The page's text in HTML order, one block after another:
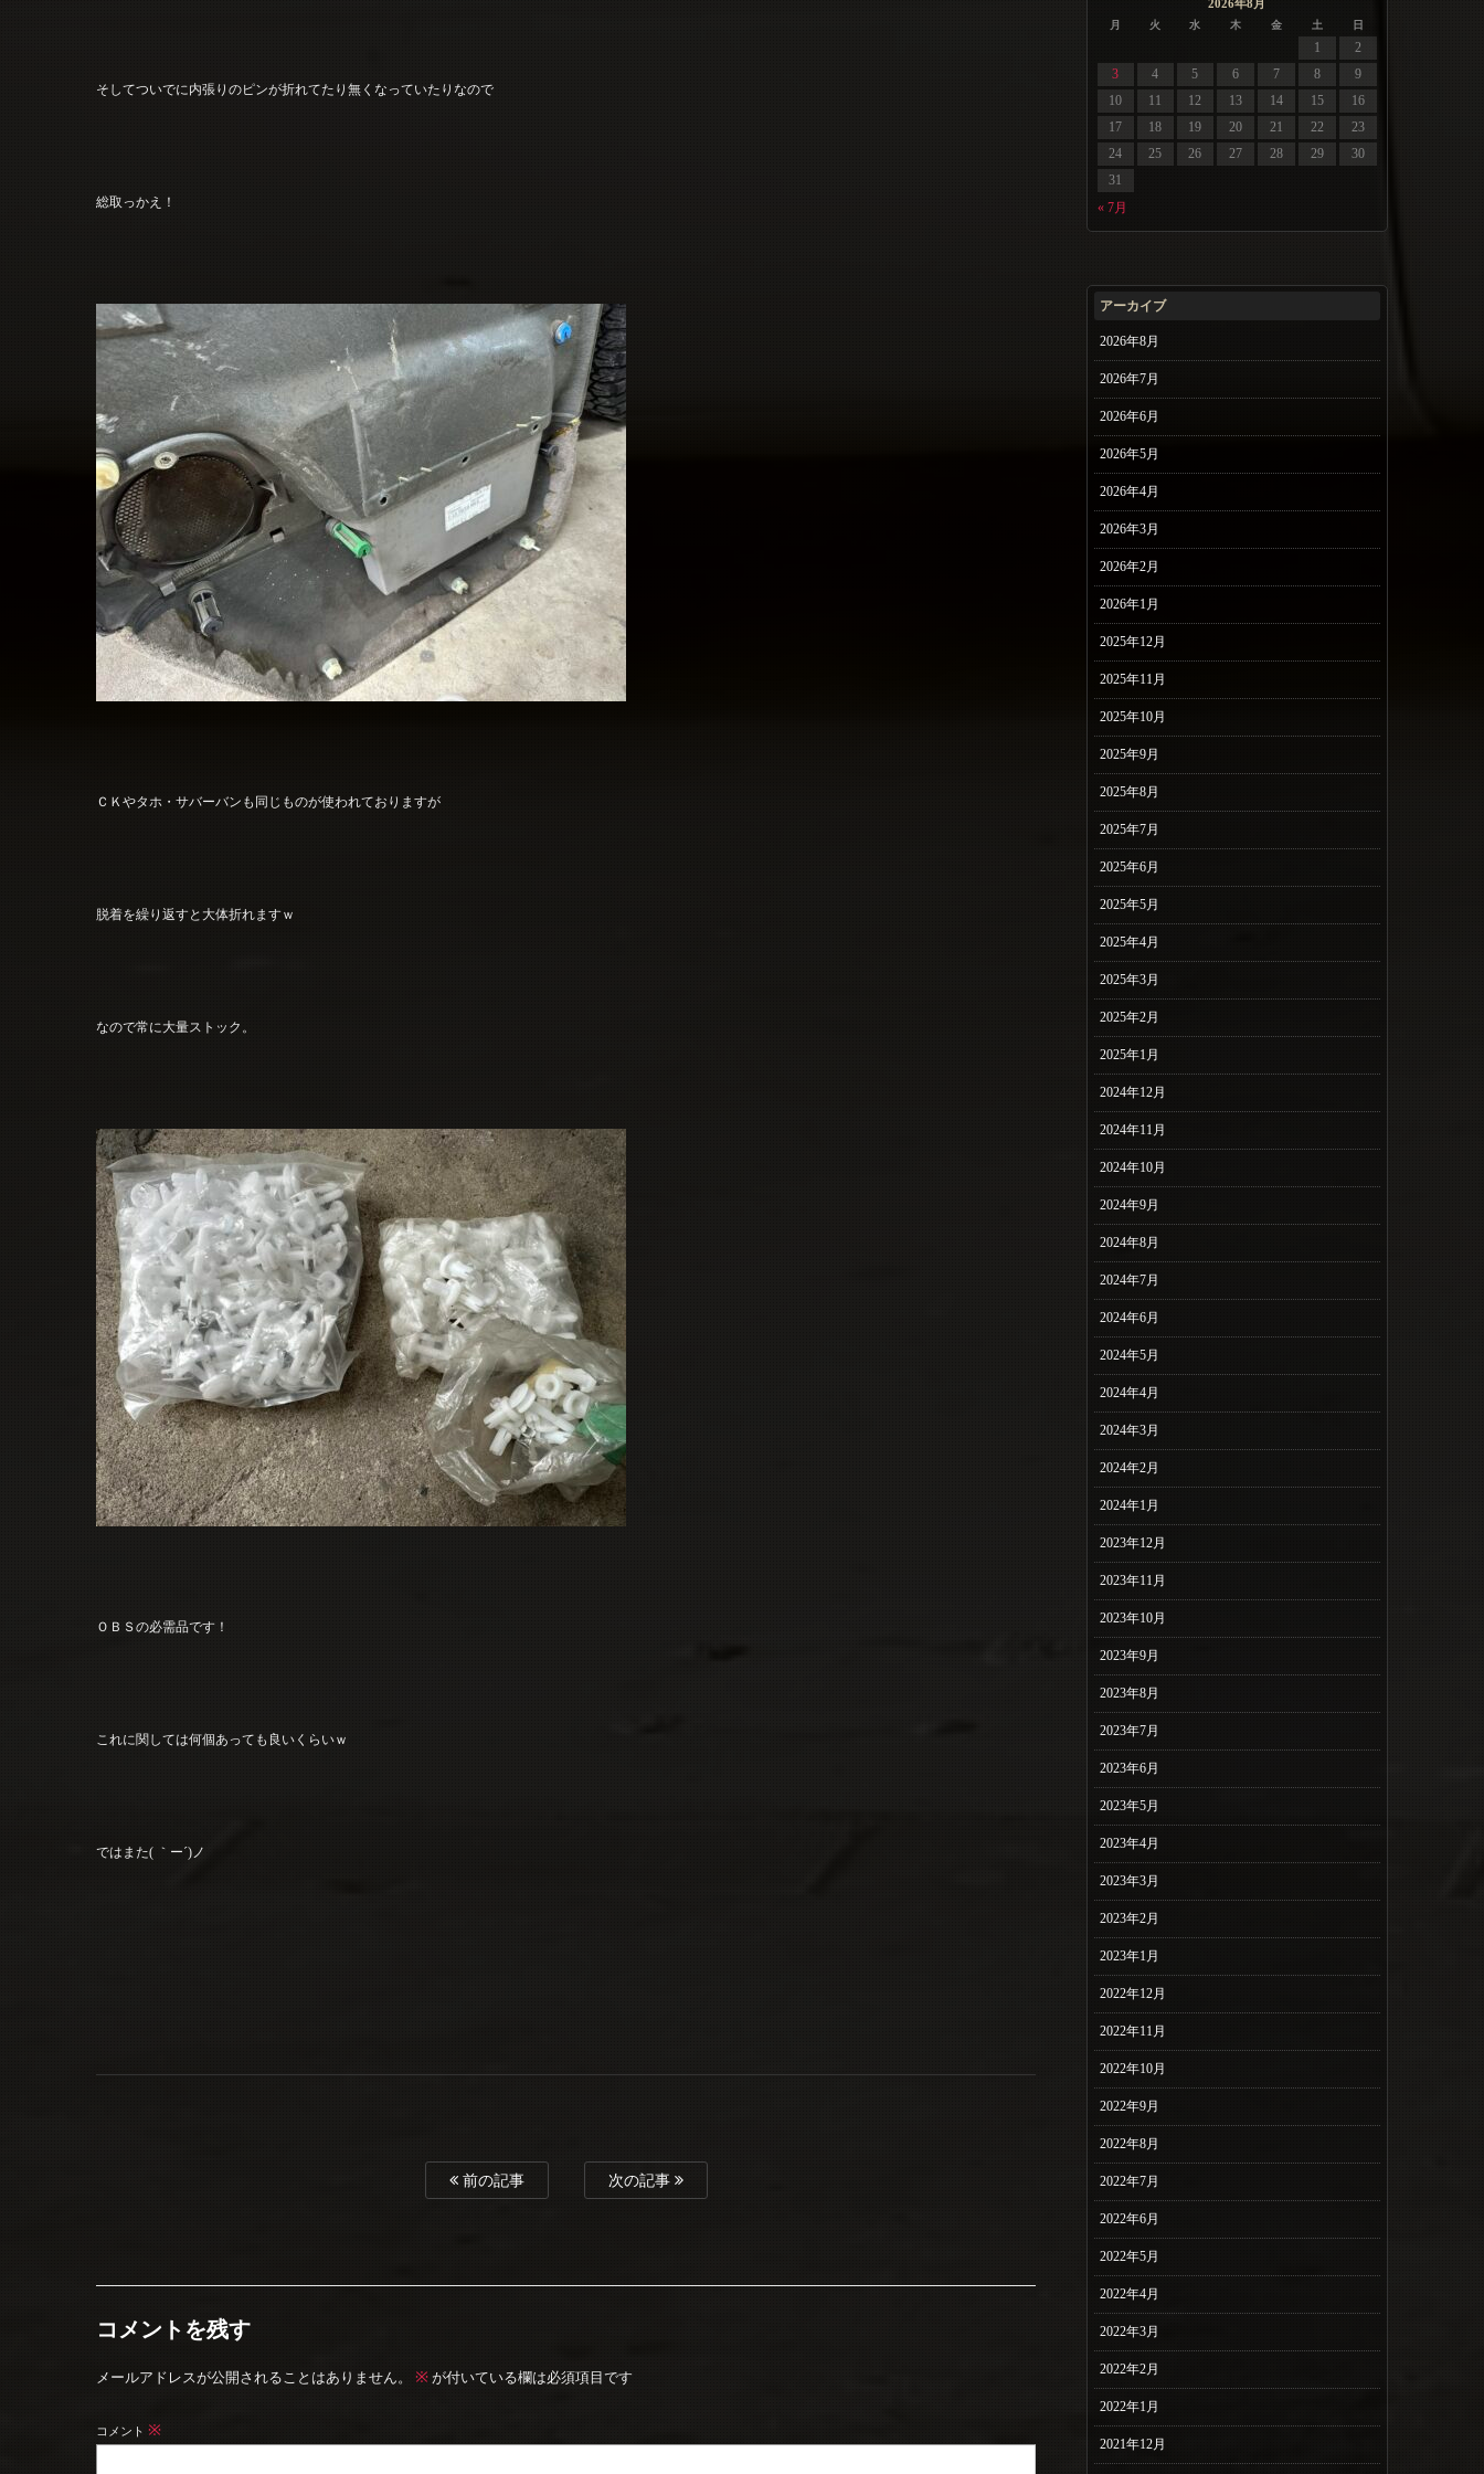
そしてついでに内張りのピンが折れてたり無くなっていたりなので
総取っかえ！
ＣＫやタホ・サバーバンも同じものが使われておりますが
脱着を繰り返すと大体折れますｗ
なので常に大量ストック。
ＯＢＳの必需品です！
これに関しては何個あっても良いくらいｗ
ではまた( ｀ー´)ノ
前の記事 次の記事
コメントを残す
メールアドレスが公開されることはありません。 ※が付いている欄は必須項目です
コメント※
2026年8月
月 火 水 木 金 土 日
« 7月
1
2
3
4 5 6 7 8
9
10
11 12 13 14 15
16
17
18 19 20 21 22
23
24
25 26 27 28 29
30
31
アーカイブ
2026年8月
2026年7月
2026年6月
2026年5月
2026年4月
2026年3月
2026年2月
2026年1月
2025年12月
2025年11月
2025年10月
2025年9月
2025年8月
2025年7月
2025年6月
2025年5月
2025年4月
2025年3月
2025年2月
2025年1月
2024年12月
2024年11月
2024年10月
2024年9月
2024年8月
2024年7月
2024年6月
2024年5月
2024年4月
2024年3月
2024年2月
2024年1月
2023年12月
2023年11月
2023年10月
2023年9月
2023年8月
2023年7月
2023年6月
2023年5月
2023年4月
2023年3月
2023年2月
2023年1月
2022年12月
2022年11月
2022年10月
2022年9月
2022年8月
2022年7月
2022年6月
2022年5月
2022年4月
2022年3月
2022年2月
2022年1月
2021年12月